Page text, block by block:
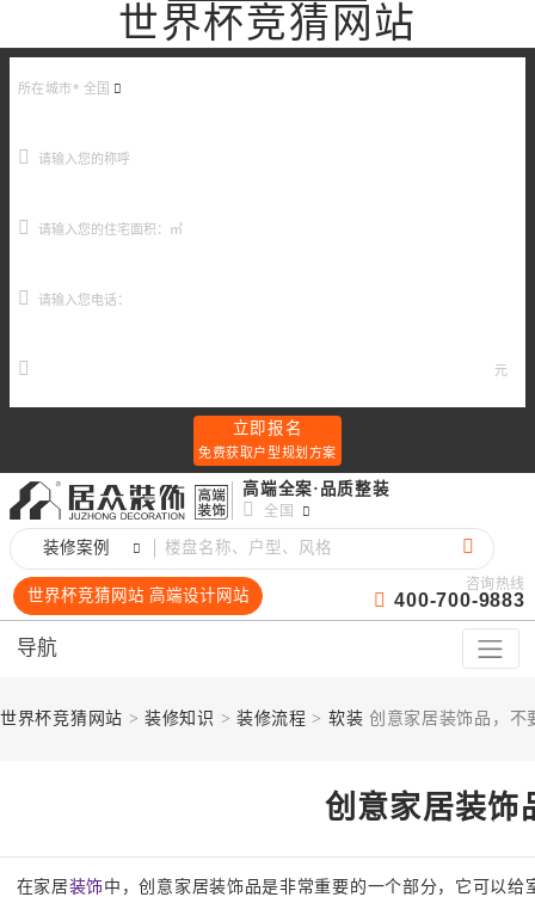
世界杯竞猜网站
所在城市* 全国
元
立即报名
免费获取户型规划方案
高端全案·品质整装
全国
装修案例
世界杯竞猜网站 高端设计网站
咨询热线
400-700-9883
导航
世界杯竞猜网站 >装修知识 > 装修流程 > 软装 创意家居装饰品，不
创意家居装饰
在家居装饰中，创意家居装饰品是非常重要的一个部分，它可以